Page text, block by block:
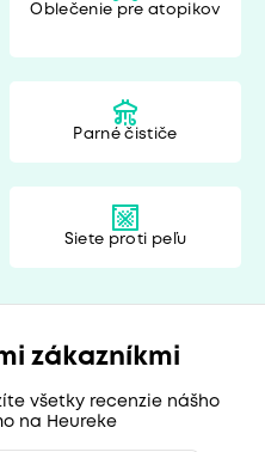
Oblečenie pre atopikov
Parné čističe
Siete proti peľu
zákazníkmi
všetky recenzie nášho
na Heureke